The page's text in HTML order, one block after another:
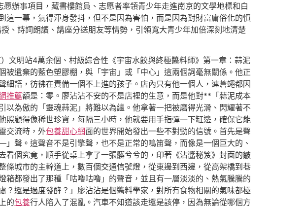
愿辦事項目，藏書樓館員、志愿者率領青少年走進南京的文學地標和白
一幕，氣得渾身發抖，但不是因為害怕，而是因為對財富庸俗化的憤
、詩詞朗讀、講座分送朋友等情勢，引領寬大青少年加倍深刻地清楚
明站4萬余個、村級綜合性《宇宙水餃與終極醬料師》第一章：蒜泥
遺棄的藍色塑膠棚，與「宇宙」或「中心」這兩個詞毫無關係。他正
語，彷彿在責備一個不上進的孩子。店內只有他一個人，連蒼蠅都因
推薦額是：零。廖沾沾不安的不是店裡的生意，而是他對**「蒜泥成本
為傲的「靈魂蒜泥」將難以為繼。他拿著一把被磨得光滑、閃耀著不
顧得像稀世珍寶，每隔三小時，他就要用手指彈一下缸邊，確保它能
交流時，外包養甜心網面的世界開始發出一些不對勁的信號。首先是聲
。這聲音不是引擎聲，也不是正常的鳴笛聲，而像是一個巨大的、
個究竟，順手從桌上拿了一張髒兮兮的，印著《沾醬秘笈》封面的皺
條城市的主幹道上，數百個交通信號燈，從東邊到西邊，從高架橋到巷
都發出了那種「咕嚕咕嚕」的聲音，並且有一層淡淡的、熱氣騰騰的
還是過度發酵？」廖沾沾是個醬料學家，對所有食物相關的氣味都極
的包養行人陷入了混亂。汽車不知道該走還是該停，因為無論從哪個方